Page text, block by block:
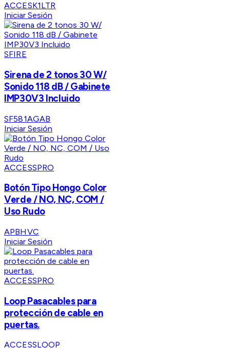
ACCESK1LTR
Iniciar Sesión
SFIRE
Sirena de 2 tonos 30 W/
Sonido 118 dB / Gabinete
IMP30V3 Incluido
SF581AGAB
Iniciar Sesión
ACCESSPRO
Botón Tipo Hongo Color
Verde / NO, NC, COM /
Uso Rudo
APBHVC
Iniciar Sesión
ACCESSPRO
Loop Pasacables para
protección de cable en
puertas.
ACCESSLOOP